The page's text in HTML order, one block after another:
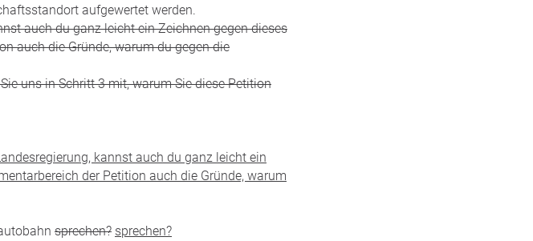
aufgewertet werden.
auch du ganz leicht ein Zeichnen gegen dieses
auch die Gründe, warum du gegen die
uns in Schritt 3 mit, warum Sie diese Petition
kannst auch du ganz leicht ein
der Petition auch die Gründe, warum
sprechen? sprechen?